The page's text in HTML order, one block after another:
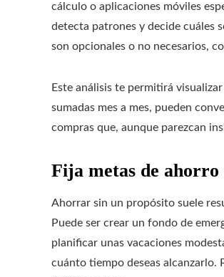
cálculo o aplicaciones móviles
detecta patrones y decide cuáles
son opcionales o no necesarios,
Este análisis te permitirá
sumadas mes a mes, pueden
compras que, aunque parezcan
Fija metas de ahorro
Ahorrar sin un propósito suele
Puede ser crear un fondo de
planificar unas vacaciones
cuánto tiempo deseas alcanzarlo.